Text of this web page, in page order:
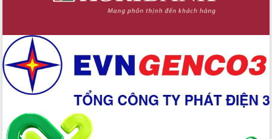
Xây dựng nền hành chính số đồng
Giai đoạn 2026-2030, Đắk Lắk phấn
đấu có 77% xã đạt chuẩn nông thôn
mới
Chuyển đổi số 'mở đường' cho nông
nghiệp Đắk Lắk tăng trưởng bứt phá
Triển khai đồng bộ đo đạc, lập hồ sơ
địa chính, hoàn thiện cơ sở dữ liệu đất
đai